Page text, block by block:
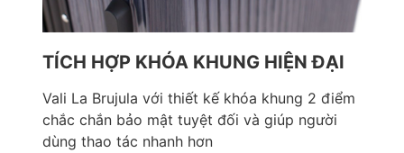
TÍCH HỢP KHÓA KHUNG HIỆN ĐẠI
Vali La Brujula với thiết kế khóa khung 2 điểm
chắc chắn bảo mật tuyệt đối và giúp người
dùng thao tác nhanh hơn